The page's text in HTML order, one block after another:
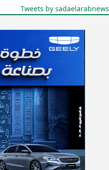
Tweets by sadaelarabnews